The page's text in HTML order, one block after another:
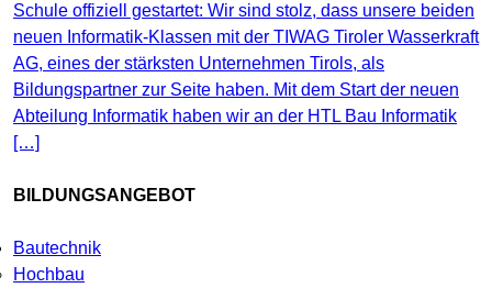
Schule offiziell gestartet: Wir sind stolz, dass unsere beiden
neuen Informatik-Klassen mit der TIWAG Tiroler Wasserkraft
AG, eines der stärksten Unternehmen Tirols, als
Bildungspartner zur Seite haben. Mit dem Start der neuen
Abteilung Informatik haben wir an der HTL Bau Informatik
[…]
BILDUNGSANGEBOT
Bautechnik
Hochbau